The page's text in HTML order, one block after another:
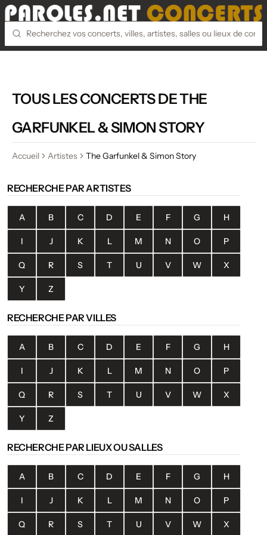
TOUS LES CONCERTS DE THE
GARFUNKEL & SIMON STORY
Accueil Artistes The Garfunkel & Simon Story
RECHERCHE PAR ARTISTES
A B C D E F G H
I J K L M N O P
Q R S T U V W X
Y Z
RECHERCHE PAR VILLES
A B C D E F G H
I J K L M N O P
Q R S T U V W X
Y Z
RECHERCHE PAR LIEUX OU SALLES
A B C D E F G H
I J K L M N O P
Q R S T U V W X